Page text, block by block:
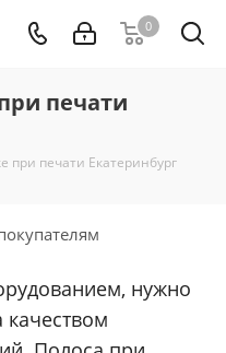
0
печати
при печати Екатеринбург
нужно
качеством